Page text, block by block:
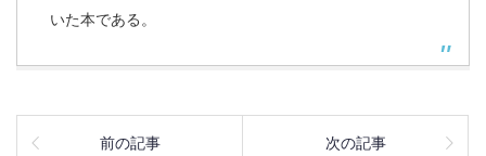
いた本である。
前の記事 次の記事